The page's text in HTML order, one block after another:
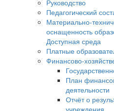
Руководство
Педагогический
Материально-
оснащенность
Доступная среда
Платные
Финансово-
План
деятельности
Отчёт о
учреждения